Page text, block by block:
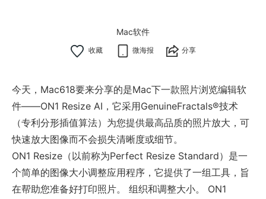
Mac软件
微海报 分享
今天，Mac618要来分享的是Mac下一款照片浏览编辑软
件——ON1 Resize AI，它采用GenuineFractals®技术
（专利分形插值算法）为您提供最高品质的照片放大，可
快速放大图像而不会损失清晰度或细节。
ON1 Resize（以前称为Perfect Resize Standard）是一
个简单的图像大小调整应用程序，它提供了一组工具，旨
在帮助您准备好打印照片。 组织和调整大小。 ON1